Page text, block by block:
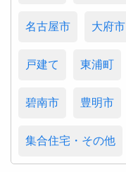
名古屋市 大府市
戸建て 東浦町
碧南市 豊明市
集合住宅・その他